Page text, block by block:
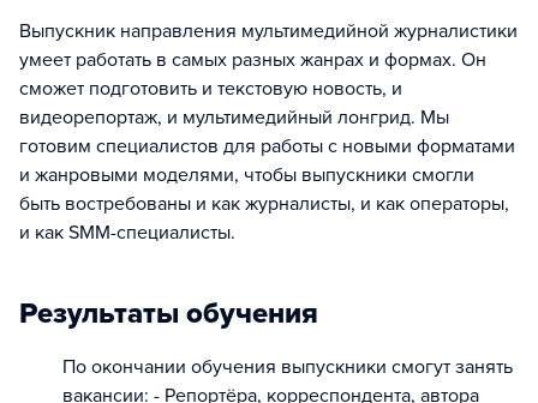
Выпускник направления мультимедийной журналистики
умеет работать в самых разных жанрах и формах. Он
сможет подготовить и текстовую новость, и
видеорепортаж, и мультимедийный лонгрид. Мы
готовим специалистов для работы с новыми форматами
и жанровыми моделями, чтобы выпускники смогли
быть востребованы и как журналисты, и как операторы,
и как SMM-специалисты.
Результаты обучения
По окончании обучения выпускники смогут занять
вакансии: - Репортёра, корреспондента, автора